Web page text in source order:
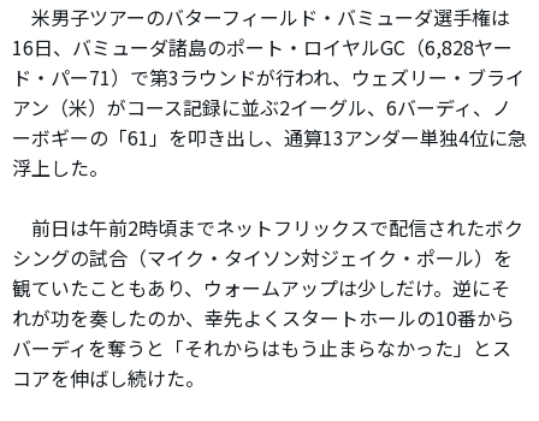
米男子ツアーのバターフィールド・バミューダ選手権は
16日、バミューダ諸島のポート・ロイヤルGC（6,828ヤー
ド・パー71）で第3ラウンドが行われ、ウェズリー・ブライ
アン（米）がコース記録に並ぶ2イーグル、6バーディ、ノ
ーボギーの「61」を叩き出し、通算13アンダー単独4位に急
浮上した。
前日は午前2時頃までネットフリックスで配信されたボク
シングの試合（マイク・タイソン対ジェイク・ポール）を
観ていたこともあり、ウォームアップは少しだけ。逆にそ
れが功を奏したのか、幸先よくスタートホールの10番から
バーディを奪うと「それからはもう止まらなかった」とス
コアを伸ばし続けた。